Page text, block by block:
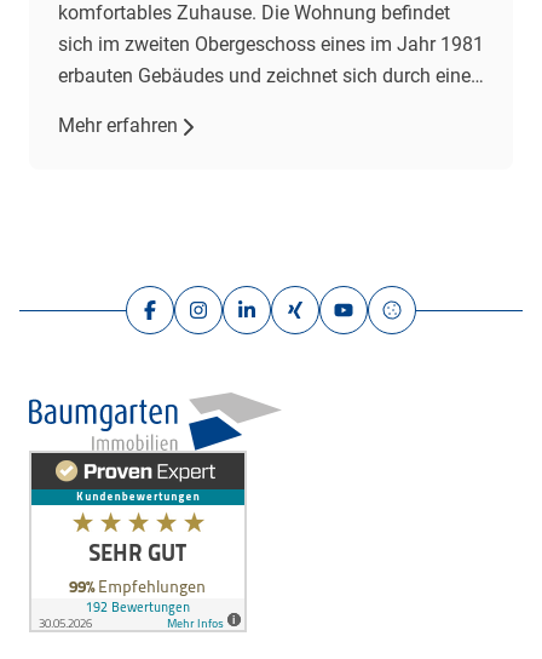
komfortables Zuhause. Die Wohnung befindet
sich im zweiten Obergeschoss eines im Jahr 1981
erbauten Gebäudes und zeichnet sich durch einen
darunter zwei Schlafzimmer und ein
Mehr erfahren